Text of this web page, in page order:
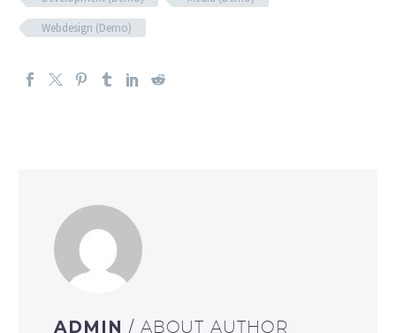
Webdesign (Demo)
ADMIN / ABOUT AUTHOR